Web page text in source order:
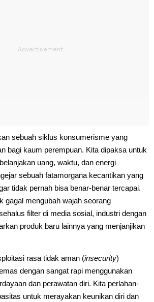
sebuah siklus konsumerisme yang
bagi kaum perempuan. Kita dipaksa untuk
uang, waktu, dan energi
sebuah fatamorgana kecantikan yang
tidak pernah bisa benar-benar tercapai.
gagal mengubah wajah seorang
filter di media sosial, industri dengan
produk baru lainnya yang menjanjikan
rasa tidak aman (insecurity)
dengan sangat rapi menggunakan
dan perawatan diri. Kita perlahan-
untuk merayakan keunikan diri dan